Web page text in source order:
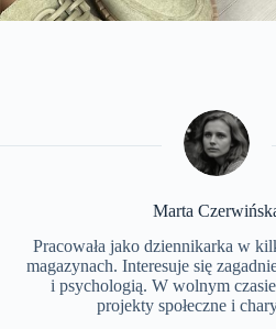
Marta
Pracowała jako dziennikarka w
magazynach. Interesuje się
i psychologią. W wolnym
projekty społeczne i